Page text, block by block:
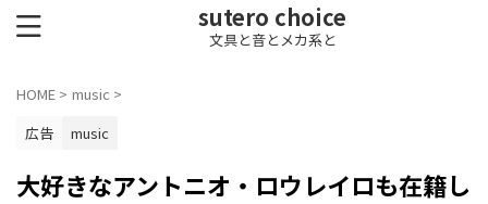
sutero choice
文具と音とメカ系と
HOME > music >
広告
music
大好きなアントニオ・ロウレイロも在籍し